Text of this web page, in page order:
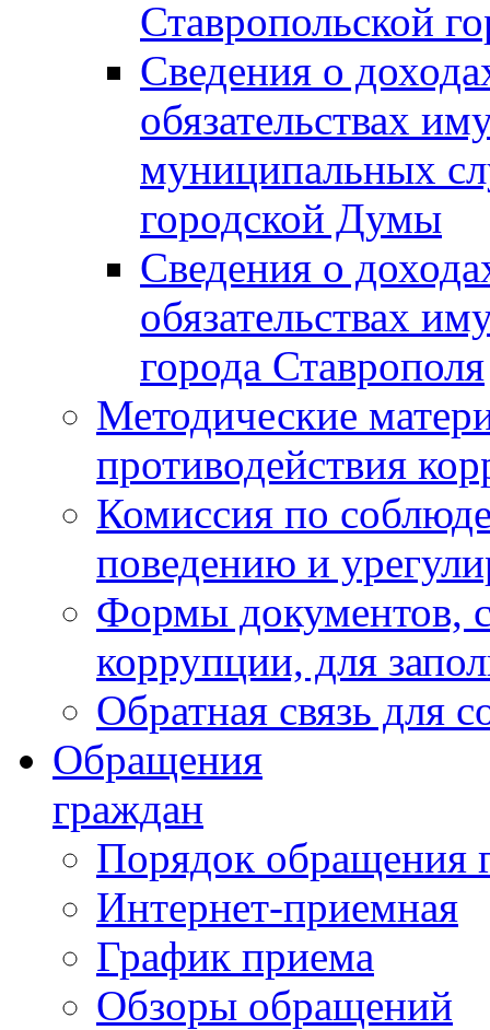
Ставропольской
Сведения о
обязательствах
муниципальных
городской Думы
Сведения о
обязательствах
города Ставрополя
Методические
противодействия
Комиссия по
поведению и
Формы документов,
коррупции, для
Обратная связь для
Обращения
граждан
Порядок обращения
Интернет-приемная
График приема
Обзоры обращений